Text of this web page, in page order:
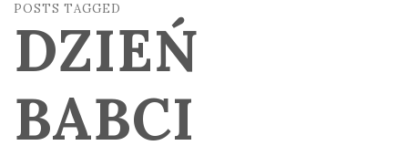
POSTS TAGGED
DZIEŃ
BABCI